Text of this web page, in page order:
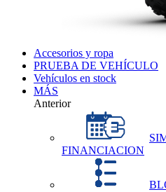
Accesorios y ropa
PRUEBA DE VEHÍCULO
Vehículos en stock
MÁS
Anterior
FINANCIACION